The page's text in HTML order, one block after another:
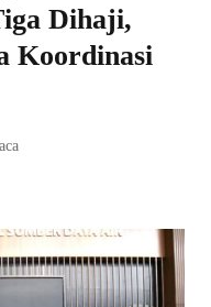
Dihaji,
Koordinasi